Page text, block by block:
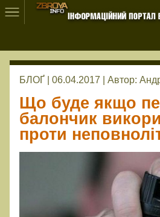
БЛОҐ | 06.04.2017 | Автор:
Що буде якщо
балончик
проти